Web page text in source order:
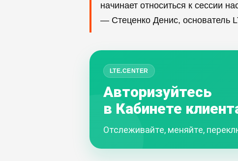
начинает относиться к сессии
— Стеценко Денис, основатель
LTE.CENTER
Авторизуйтесь
в Кабинете
Отслеживайте, меняйте,